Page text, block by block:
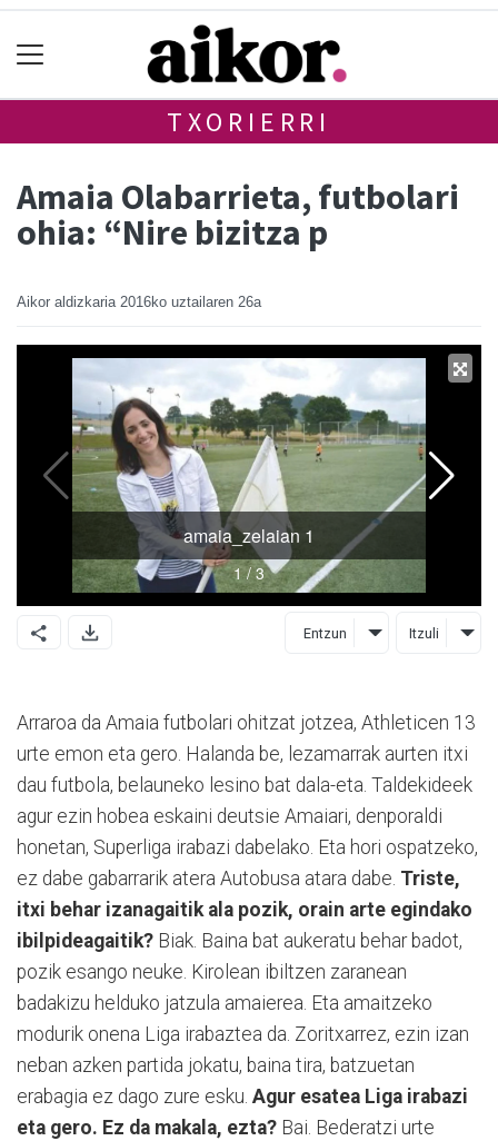
TXORIERRI
Amaia Olabarrieta, futbolari
ohia: “Nire bizitza p
Aikor aldizkaria 2016ko uztailaren 26a
Entzun Itzuli
Arraroa da Amaia futbolari ohitzat jotzea, Athleticen 13
urte emon eta gero. Halanda be, lezamarrak aurten itxi
dau futbola, belauneko lesino bat dala-eta. Taldekideek
agur ezin hobea eskaini deutsie Amaiari, denporaldi
honetan, Superliga irabazi dabelako. Eta hori ospatzeko,
ez dabe gabarrarik atera Autobusa atara dabe. Triste,
itxi behar izanagaitik ala pozik, orain arte egindako
ibilpideagaitik? Biak. Baina bat aukeratu behar badot,
pozik esango neuke. Kirolean ibiltzen zaranean
badakizu helduko jatzula amaierea. Eta amaitzeko
modurik onena Liga irabaztea da. Zoritxarrez, ezin izan
neban azken partida jokatu, baina tira, batzuetan
erabagia ez dago zure esku. Agur esatea Liga irabazi
eta gero. Ez da makala, ezta? Bai. Bederatzi urte